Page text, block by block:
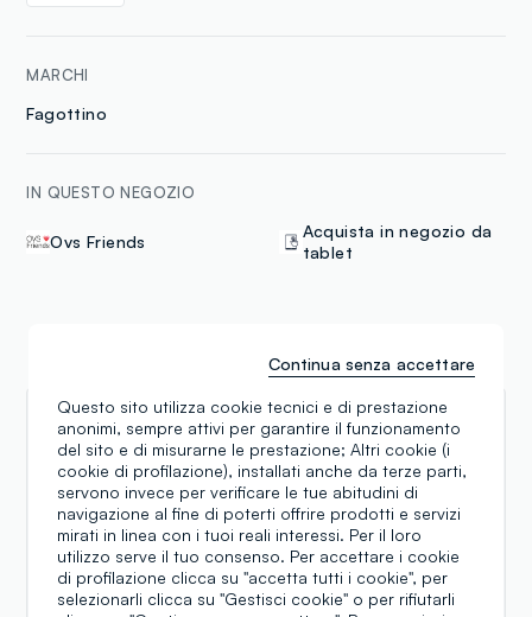
MARCHI
Fagottino
IN QUESTO NEGOZIO
Ovs Friends
Acquista in negozio da
tablet
Mariarosaria Nigro
03.10.2025
Negozio fornito e ordinato, personale sempre
cordiale e sorridente, disponibile per ogni consiglio
ed esigenza. Un ringraziamento particolare a Martina
che mi ha supportato (e sopportato) nella ricerca di
un jeans "introvabile" per accontentare mia figlia ❤️
Questo sito utilizza cookie tecnici e di prestazione
anonimi, sempre attivi per garantire il funzionamento
del sito e di misurarne le prestazione; Altri cookie (i
cookie di profilazione), installati anche da terze parti,
servono invece per verificare le tue abitudini di
navigazione al fine di poterti offrire prodotti e servizi
mirati in linea con i tuoi reali interessi. Per il loro
utilizzo serve il tuo consenso. Per accettare i cookie
di profilazione clicca su "accetta tutti i cookie", per
selezionarli clicca su "Gestisci cookie" o per rifiutarli
Continua senza accettare